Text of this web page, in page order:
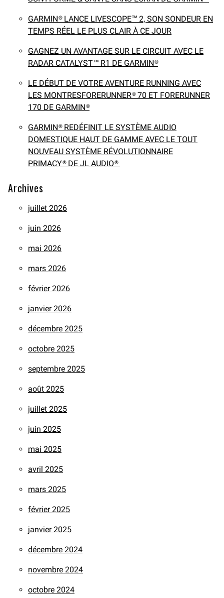
GARMIN® LANCE LIVESCOPE™ 2, SON SONDEUR EN
TEMPS RÉEL LE PLUS CLAIR À CE JOUR
GAGNEZ UN AVANTAGE SUR LE CIRCUIT AVEC LE
RADAR CATALYST™ R1 DE GARMIN®
LE DÉBUT DE VOTRE AVENTURE RUNNING AVEC
LES MONTRESFORERUNNER® 70 ET FORERUNNER
170 DE GARMIN®
GARMIN® REDÉFINIT LE SYSTÈME AUDIO
DOMESTIQUE HAUT DE GAMME AVEC LE TOUT
NOUVEAU SYSTÈME RÉVOLUTIONNAIRE
PRIMACY® DE JL AUDIO®
Archives
juillet 2026
juin 2026
mai 2026
mars 2026
février 2026
janvier 2026
décembre 2025
octobre 2025
septembre 2025
août 2025
juillet 2025
juin 2025
mai 2025
avril 2025
mars 2025
février 2025
janvier 2025
décembre 2024
novembre 2024
octobre 2024